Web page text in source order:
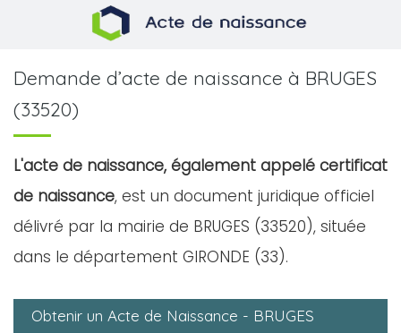
Demande d’acte de naissance à BRUGES
(33520)
L'acte de naissance, également appelé certificat
de naissance, est un document juridique officiel
délivré par la mairie de BRUGES (33520), située
dans le département GIRONDE (33).
Obtenir un Acte de Naissance - BRUGES